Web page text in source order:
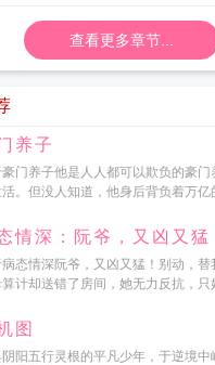
查看更多章节...
养子
豪门养子他是人人都可以欺负的豪
活。但没人知道，他身后背负着万
情深：阮爷，又凶又猛
病态情深阮爷，又凶又猛！别动，
计却送错了房间，她无力反抗，只
图
阳五行灵根的平凡少年，于逆境